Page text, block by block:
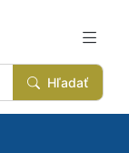
Hľadať